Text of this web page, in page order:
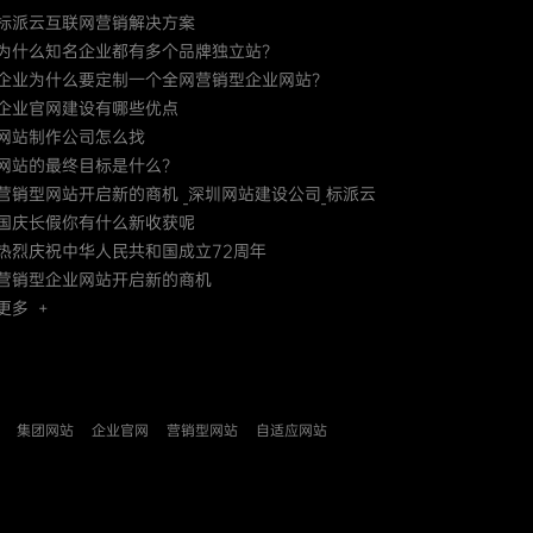
派云互联网营销解决方案
什么知名企业都有多个品牌独立站？
业为什么要定制一个全网营销型企业网站？
业官网建设有哪些优点
站制作公司怎么找
站的最终目标是什么？
销型网站开启新的商机 _深圳网站建设公司_标派云
庆长假你有什么新收获呢
烈庆祝中华人民共和国成立72周年
销型企业网站开启新的商机
多 +
集团网站 企业官网 营销型网站 自适应网站